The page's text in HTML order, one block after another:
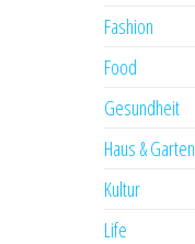
Fashion
Food
Gesundheit
Haus & Garten
Kultur
Life